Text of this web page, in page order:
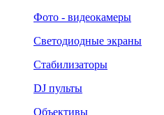
Фото - видеокамеры
Светодиодные экраны
Стабилизаторы
DJ пульты
Объективы